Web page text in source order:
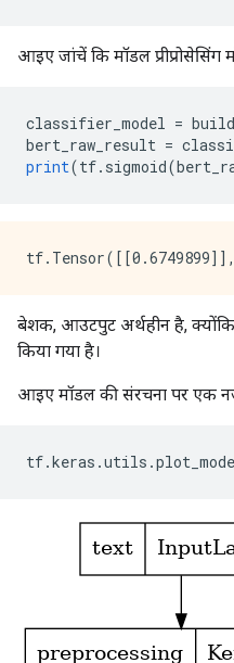
आइए जांचें कि मॉडल
classifier_model =
bert_raw_result =
print(tf. sigmoid(
बेशक, आउटपुट अर्थहीन है, क्योंकि
किया गया है।
आइए मॉडल की संरचना पर एक
tf.keras .utils .